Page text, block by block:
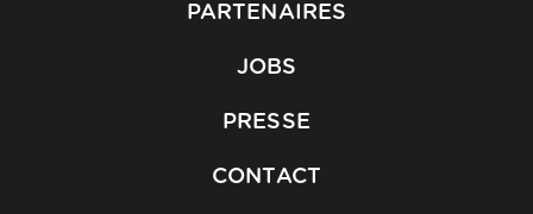
PARTENAIRES
JOBS
PRESSE
CONTACT